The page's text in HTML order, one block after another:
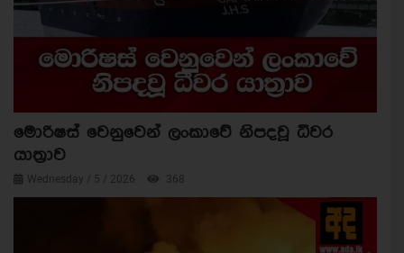
මොරිෂස් වෙනුවෙන් ලංකාවේ නිපදවූ ධීවර
යාත්‍රාව
Wednesday / 5 / 2026 368